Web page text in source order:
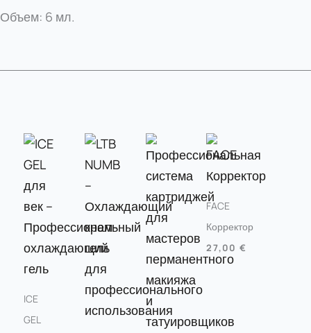
Объем: 6 мл.
ICE
GEL
FACE
Корректор
27,00 €